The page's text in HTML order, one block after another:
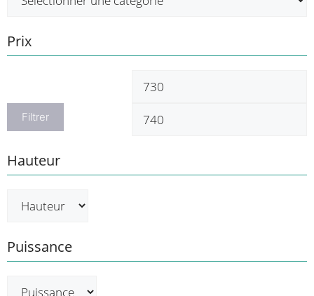
Prix
Prix
Filtrer
Hauteur
Puissance